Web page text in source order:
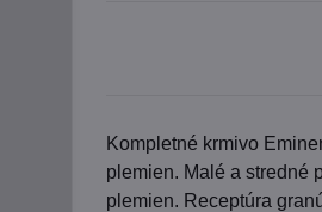
Kompletné krmivo
plemien. Malé a stredné
plemien. Receptúra